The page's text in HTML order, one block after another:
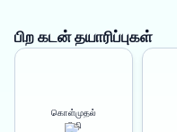
பிற கடன் தயாரிப்புகள்
கொள்முதல்
நிதி